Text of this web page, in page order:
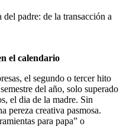
padre: de la transacción a
el calendario
el segundo o tercer hito
del año, solo superado
el dia de la madre. Sin
pereza creativa pasmosa.
para papa” o